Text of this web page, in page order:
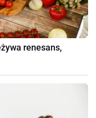
renesans,